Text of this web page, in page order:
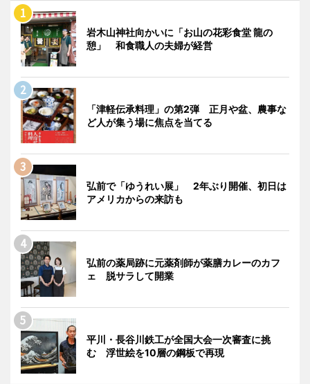
岩木山神社向かいに「お山の花彩食堂 龍の
憩」 和食職人の夫婦が経営
「津軽伝承料理」の第2弾 正月や盆、農事な
ど人が集う場に焦点を当てる
弘前で「ゆうれい展」 2年ぶり開催、初日は
アメリカからの来訪も
弘前の薬局跡に元薬剤師が薬膳カレーのカフ
ェ 脱サラして開業
平川・長谷川鉄工が全国大会一次審査に挑
む 浮世絵を10層の鋼板で再現